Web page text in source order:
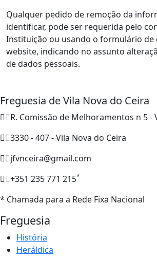
Qualquer pedido de remoção da
identificar, pode ser requerida pelo
Instituição ou usando o formulário de
website, indicando no assunto
de dados pessoais.
Freguesia de Vila Nova do Ceira
R. Comissão de Melhoramentos n 5 -
3330 - 407 - Vila Nova do Ceira
jfvnceira@gmail.com
+351 235 771 215*
* Chamada para a Rede Fixa Nacional
Freguesia
História
Heráldica